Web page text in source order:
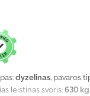
dyzelinas, pavaros
leistinas svoris:630 kg